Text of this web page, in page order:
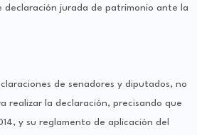
declaración jurada de patrimonio ante la
de senadores y diputados, no
realizar la declaración, precisando que
y su reglamento de aplicación del